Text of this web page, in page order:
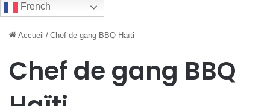
French
Accueil / Chef de gang BBQ Haïti
Chef de gang BBQ